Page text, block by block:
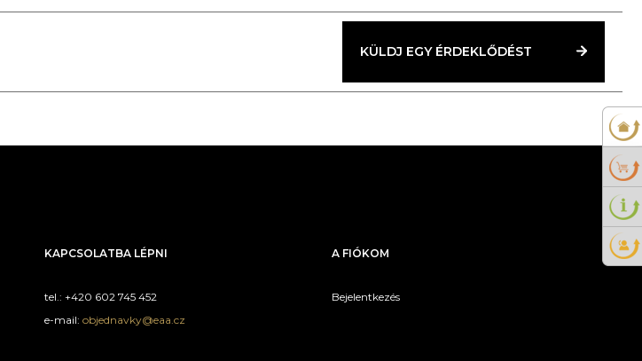
KÜLDJ EGY ÉRDEKLŐDÉST
KAPCSOLATBA LÉPNI
tel.: +420 602 745 452
e-mail: objednavky@eaa.cz
A FIÓKOM
Bejelentkezés